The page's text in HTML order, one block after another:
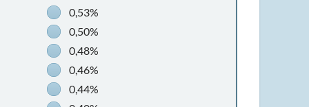
0,53%
0,50%
0,48%
0,46%
0,44%